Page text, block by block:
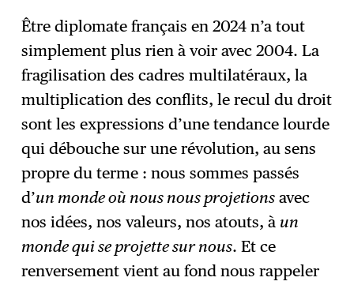
Être diplomate français en 2024 n’a tout
simplement plus rien à voir avec 2004. La
fragilisation des cadres multilatéraux, la
multiplication des conflits, le recul du droit
sont les expressions d’une tendance lourde
qui débouche sur une révolution, au sens
propre du terme : nous sommes passés
d’un monde où nous nous projetions avec
nos idées, nos valeurs, nos atouts, à un
monde qui se projette sur nous. Et ce
renversement vient au fond nous rappeler